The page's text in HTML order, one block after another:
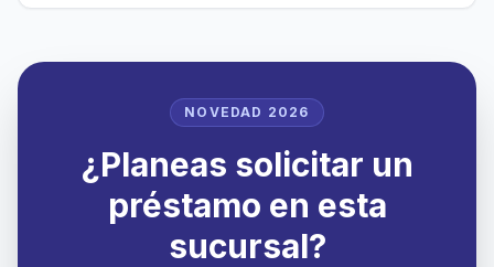
NOVEDAD 2026
¿Planeas solicitar un
préstamo en esta
sucursal?